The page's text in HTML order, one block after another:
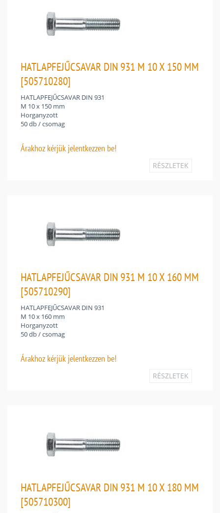
HATLAPFEJŰCSAVAR DIN 931 M 10 X 150 MM
[505710280]
HATLAPFEJŰCSAVAR DIN 931
M 10 x 150 mm
Horganyzott
50 db / csomag
Árakhoz kérjük jelentkezzen be!
RÉSZLETEK
HATLAPFEJŰCSAVAR DIN 931 M 10 X 160 MM
[505710290]
HATLAPFEJŰCSAVAR DIN 931
M 10 x 160 mm
Horganyzott
50 db / csomag
Árakhoz kérjük jelentkezzen be!
RÉSZLETEK
HATLAPFEJŰCSAVAR DIN 931 M 10 X 180 MM
[505710300]